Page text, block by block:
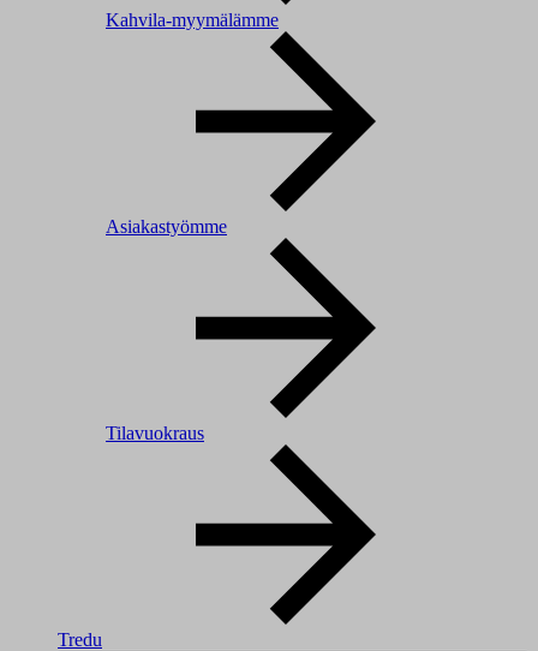
Kahvila-myymälämme
Asiakastyömme
Tilavuokraus
Tredu